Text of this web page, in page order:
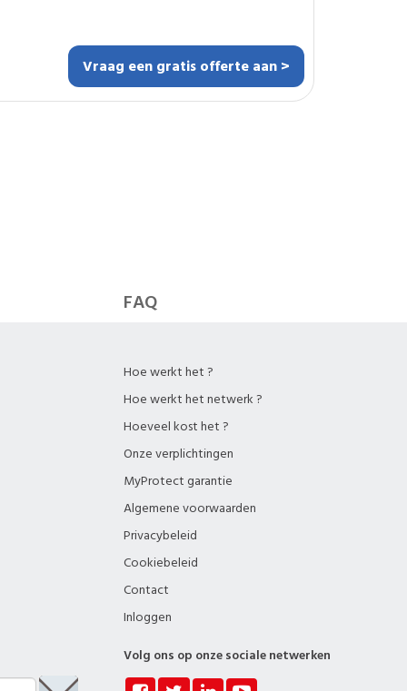
? Ongeveer 2 tot
Vraag een gratis offerte aan >
FAQ
Hoe werkt het ?
Hoe werkt het netwerk ?
Hoeveel kost het ?
Onze verplichtingen
MyProtect garantie
Algemene voorwaarden
Privacybeleid
Cookiebeleid
Contact
Inloggen
Volg ons op onze sociale netwerken